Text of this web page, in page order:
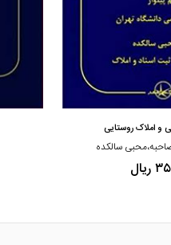
و املاک روستایی
صاحبه،محبی سالکده